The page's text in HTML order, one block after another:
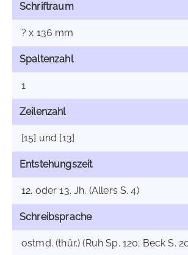
Schriftraum
? x 136 mm
Spaltenzahl
1
Zeilenzahl
[15] und [13]
Entstehungszeit
12. oder 13. Jh. (Allers S. 4)
Schreibsprache
ostmd. (thür.) (Ruh Sp. 120; Beck S.